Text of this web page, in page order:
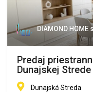
DIAMOND HOME
Predaj
Dunajskej
blízko centra
Dunajská Streda